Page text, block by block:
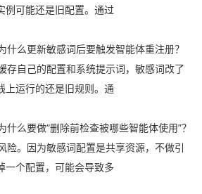
例可能还是旧配置。通过
么更新敏感词后要触发智能体重注册？
存自己的配置和系统提示词，敏感词改了
上运行的还是旧规则。通
么要做“删除前检查被哪些智能体使用”？
险。因为敏感词配置是共享资源，不做引
一个配置，可能会导致多